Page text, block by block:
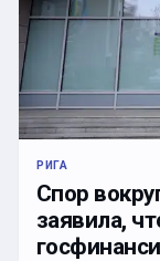
РИГА
Спор
заявила,